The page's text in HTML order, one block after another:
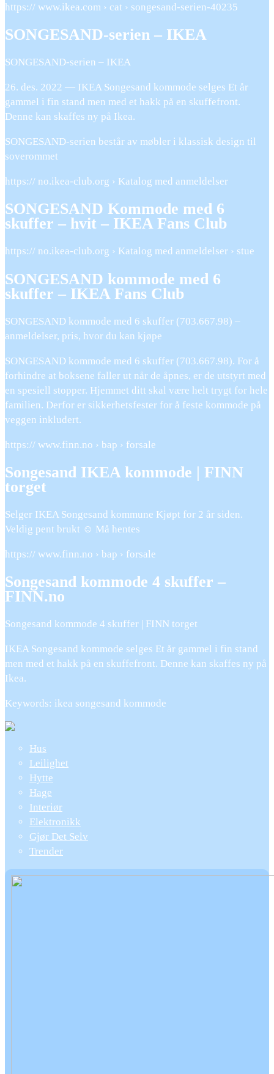
https:// www.ikea.com › cat › songesand-serien-40235
SONGESAND-serien – IKEA
SONGESAND-serien – IKEA
26. des. 2022 — IKEA Songesand kommode selges Et år
gammel i fin stand men med et hakk på en skuffefront.
Denne kan skaffes ny på Ikea.
SONGESAND-serien består av møbler i klassisk design til
soverommet
https:// no.ikea-club.org › Katalog med anmeldelser
SONGESAND Kommode med 6
skuffer – hvit – IKEA Fans Club
https:// no.ikea-club.org › Katalog med anmeldelser › stue
SONGESAND kommode med 6
skuffer – IKEA Fans Club
SONGESAND kommode med 6 skuffer (703.667.98) –
anmeldelser, pris, hvor du kan kjøpe
SONGESAND kommode med 6 skuffer (703.667.98). For å
forhindre at boksene faller ut når de åpnes, er de utstyrt med
en spesiell stopper. Hjemmet ditt skal være helt trygt for hele
familien. Derfor er sikkerhetsfester for å feste kommode på
veggen inkludert.
https:// www.finn.no › bap › forsale
Songesand IKEA kommode | FINN
torget
Selger IKEA Songesand kommune Kjøpt for 2 år siden.
Veldig pent brukt ☺️ Må hentes
https:// www.finn.no › bap › forsale
Songesand kommode 4 skuffer –
FINN.no
Songesand kommode 4 skuffer | FINN torget
IKEA Songesand kommode selges Et år gammel i fin stand
men med et hakk på en skuffefront. Denne kan skaffes ny på
Ikea.
Keywords: ikea songesand kommode
Hus
Leilighet
Hytte
Hage
Interiør
Elektronikk
Gjør Det Selv
Trender